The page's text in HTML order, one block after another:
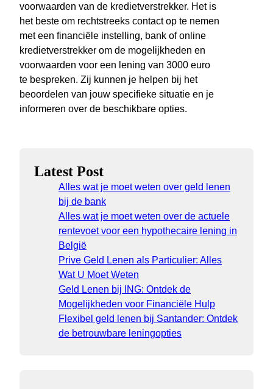
voorwaarden van de kredietverstrekker. Het is
het beste om rechtstreeks contact op te nemen
met een financiële instelling, bank of online
kredietverstrekker om de mogelijkheden en
voorwaarden voor een lening van 3000 euro
te bespreken. Zij kunnen je helpen bij het
beoordelen van jouw specifieke situatie en je
informeren over de beschikbare opties.
Latest Post
Alles wat je moet weten over geld lenen
bij de bank
Alles wat je moet weten over de actuele
rentevoet voor een hypothecaire lening in
België
Prive Geld Lenen als Particulier: Alles
Wat U Moet Weten
Geld Lenen bij ING: Ontdek de
Mogelijkheden voor Financiële Hulp
Flexibel geld lenen bij Santander: Ontdek
de betrouwbare leningopties